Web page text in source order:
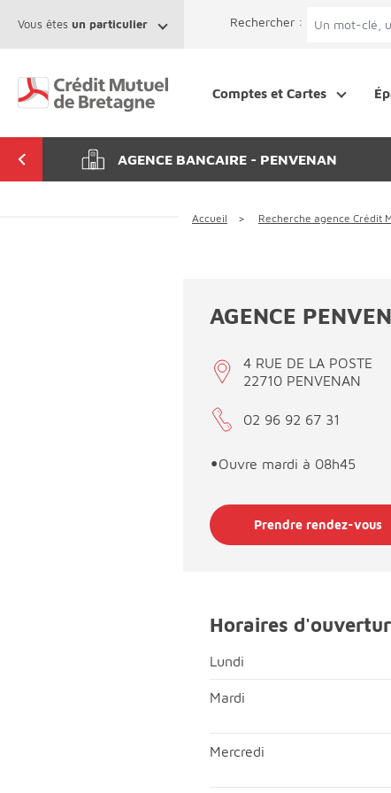
Vous êtes un particulier Rechercher :
Comptes et Cartes
AGENCE BANCAIRE - PENVENAN
Accueil Recherche agence Crédit
AGENCE
4 RUE DE LA POSTE
22710 PENVENAN
02 96 92 67 31
•Ouvre mardi à 08h45
Prendre rendez-vous
Horaires
Lundi
Mardi
Mardi; Matin, ouvert de
Mercredi